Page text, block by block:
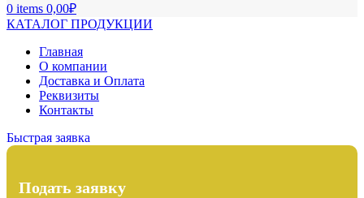
0 items 0,00₽
КАТАЛОГ ПРОДУКЦИИ
Главная
О компании
Доставка и Оплата
Реквизиты
Контакты
Быстрая заявка
Подать заявку